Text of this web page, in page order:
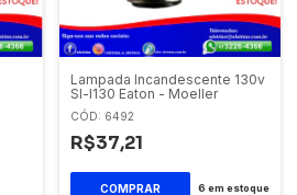
Lampada Incandescente 130v
Sl-l130 Eaton - Moeller
CÓD: 6492
R$37,21
6 em estoque